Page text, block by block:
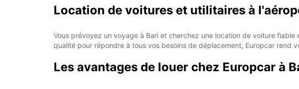
Location de voitures et utilitaires à
Vous prévoyez un voyage à Bari et cherchez une location de voiture
qualité pour répondre à tous vos besoins de déplacement, Europcar rend
Les avantages de louer chez Europcar à